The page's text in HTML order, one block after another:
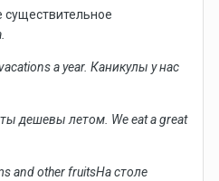
существительное
a year. Каникулы у нас
дешевы летом. We eat a great
and other fruitsНа столе